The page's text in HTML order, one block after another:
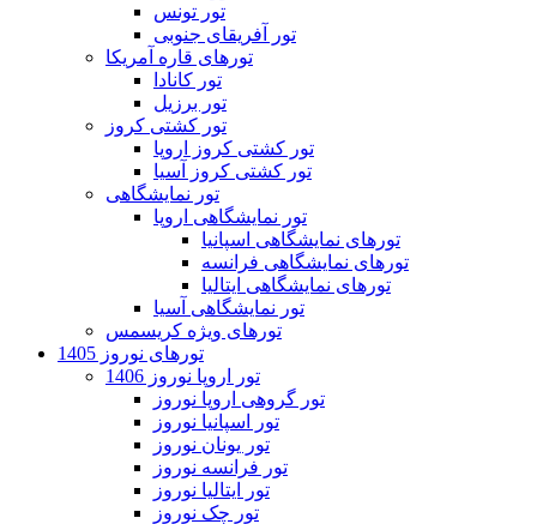
تور تونس
تور آفریقای جنوبی
تورهای قاره آمریکا
تور کانادا
تور برزیل
تور کشتی کروز
تور کشتی کروز اروپا
تور کشتی کروز آسیا
تور نمایشگاهی
تور نمایشگاهی اروپا
تورهای نمایشگاهی اسپانیا
تورهای نمایشگاهی فرانسه
تورهای نمایشگاهی ایتالیا
تور نمایشگاهی آسیا
تورهای ویژه کریسمس
تورهای نوروز 1405
تور اروپا نوروز 1406
تور گروهی اروپا نوروز
تور اسپانیا نوروز
تور یونان نوروز
تور فرانسه نوروز
تور ایتالیا نوروز
تور چک نوروز